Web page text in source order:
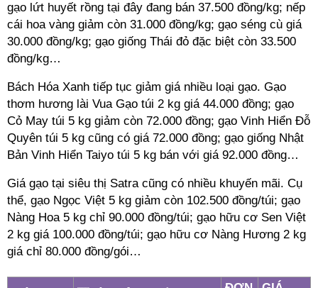
gạo lứt huyết rồng tại đây đang bán 37.500 đồng/kg; nếp
cái hoa vàng giảm còn 31.000 đồng/kg; gạo séng cù giá
30.000 đồng/kg; gạo giống Thái đỏ đặc biệt còn 33.500
đồng/kg…
Bách Hóa Xanh tiếp tục giảm giá nhiều loại gạo. Gạo
thơm hương lài Vua Gạo túi 2 kg giá 44.000 đồng; gạo
Cỏ May túi 5 kg giảm còn 72.000 đồng; gạo Vinh Hiển Đỗ
Quyên túi 5 kg cũng có giá 72.000 đồng; gạo giống Nhật
Bản Vinh Hiển Taiyo túi 5 kg bán với giá 92.000 đồng…
Giá gạo tại siêu thị Satra cũng có nhiều khuyến mãi. Cụ
thể, gạo Ngọc Việt 5 kg giảm còn 102.500 đồng/túi; gạo
Nàng Hoa 5 kg chỉ 90.000 đồng/túi; gạo hữu cơ Sen Việt
2 kg giá 100.000 đồng/túi; gạo hữu cơ Nàng Hương 2 kg
giá chỉ 80.000 đồng/gói…